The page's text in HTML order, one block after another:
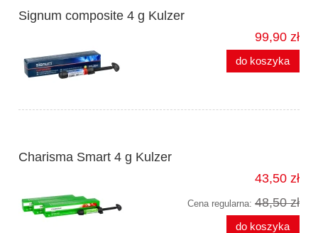
Signum composite 4 g Kulzer
99,90 zł
do koszyka
Charisma Smart 4 g Kulzer
43,50 zł
Cena regularna: 48,50 zł
do koszyka